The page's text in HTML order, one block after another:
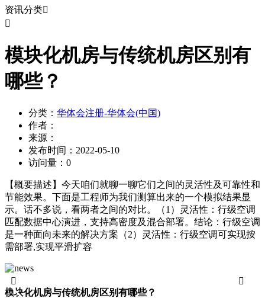
资讯分类

模块化机房与传统机房区别有
哪些？
分类： 华体会注册-华体会(中国)
作者：
来源：
发布时间： 2022-05-10
访问量： 0
【概要描述】 今天咱们就聊一聊它们之间的灵活性及可靠性和
节能效果。下面是工程师为我们测算出来的一个模拟结果显
示。话不多说，看两者之间的对比。（1）灵活性：行级空调
匹配数据中心演进，支持高密度及混合部署。结论：行级空调
是一种面向未来的解决方案（2）灵活性：行级空调可实现按
需部署,实现平滑扩容
模块化机房与传统机房区别有哪些？

